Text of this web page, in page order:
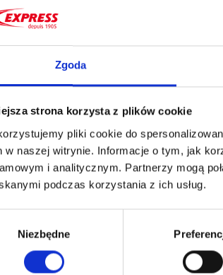
Zgoda
strona korzysta z plików cookie
pliki cookie do
w naszej witrynie. Informacje o tym, jak
i analitycznym. Partnerzy mogą
podczas korzystania z ich usług.
Niezbędne
DO
DYSZA NR KAT. 20103
PISTOLETU
NA GORĄCE
Płaska, zagięta dysza 20 mm do
ZOBACZ